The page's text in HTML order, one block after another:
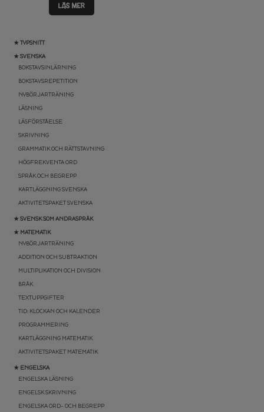
★ TYPSNITT
★ SVENSKA
BOKSTAVSINLÄRNING
BOKSTAVSREPETITION
NYBÖRJARTRÄNING
LÄSNING
LÄSFÖRSTÅELSE
SKRIVNING
GRAMMATIK OCH RÄTTSTAVNING
HÖGFREKVENTA ORD
SPRÅK OCH BEGREPP
KARTLÄGGNING SVENSKA
AKTIVITETSPAKET SVENSKA
★ SVENSK SOM ANDRASPRÅK
★ MATEMATIK
NYBÖRJARTRÄNING
ADDITION OCH SUBTRAKTION
MULTIPLIKATION OCH DIVISION
BRÅK
TEXTUPPGIFTER
TID: KLOCKAN OCH KALENDER
PROGRAMMERING
KARTLÄGGNING MATEMATIK
AKTIVITETSPAKET MATEMATIK
★ ENGELSKA
ENGELSKA LÄSNING
ENGELSK SKRIVNING
ENGELSKA ORD- OCH BEGREPP
LÄS MER